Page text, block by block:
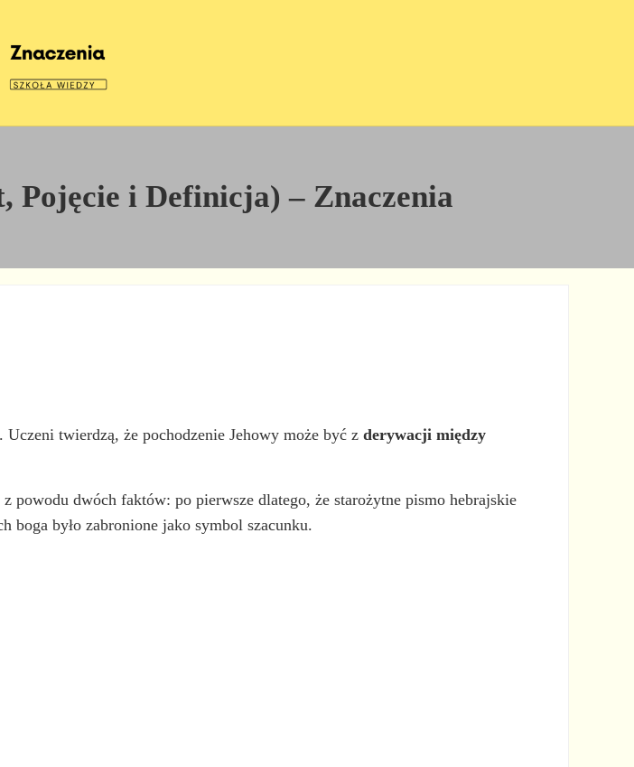
Pojęcie i Definicja) – Znaczenia
twierdzą, że pochodzenie Jehowy może być zderywacji między
powodu dwóch faktów: po pierwsze dlatego, że starożytne pismo hebrajskie
boga było zabronione jako symbol szacunku.